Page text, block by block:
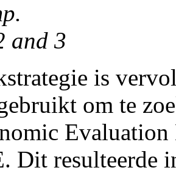
and 3
is
om te
Evaluation
Dit resulteerde